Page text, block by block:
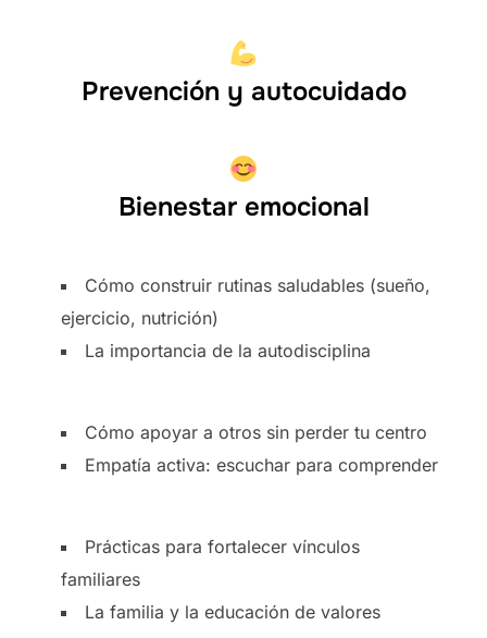
Prevención y autocuidado
Bienestar emocional
Cómo construir rutinas saludables (sueño,
ejercicio, nutrición)
La importancia de la autodisciplina
Cómo apoyar a otros sin perder tu centro
Empatía activa: escuchar para comprender
Prácticas para fortalecer vínculos
familiares
La familia y la educación de valores